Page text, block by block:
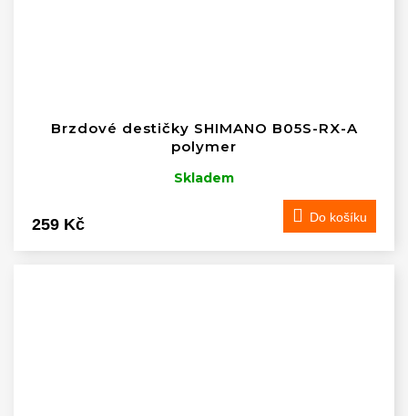
Brzdové destičky SHIMANO B05S-RX-A
polymer
Skladem
259 Kč Do košíku